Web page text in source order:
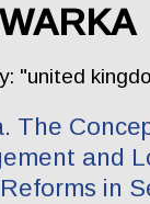
"united
The
and
in